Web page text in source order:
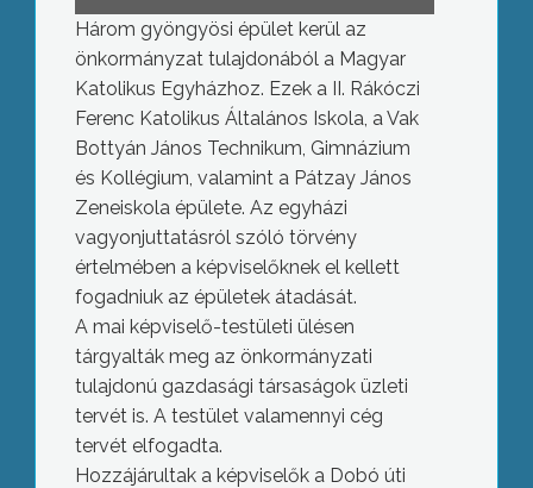
Három gyöngyösi épület kerül az
önkormányzat tulajdonából a Magyar
Katolikus Egyházhoz. Ezek a II. Rákóczi
Ferenc Katolikus Általános Iskola, a Vak
Bottyán János Technikum, Gimnázium
és Kollégium, valamint a Pátzay János
Zeneiskola épülete. Az egyházi
vagyonjuttatásról szóló törvény
értelmében a képviselőknek el kellett
fogadniuk az épületek átadását.
A mai képviselő-testületi ülésen
tárgyalták meg az önkormányzati
tulajdonú gazdasági társaságok üzleti
tervét is. A testület valamennyi cég
tervét elfogadta.
Hozzájárultak a képviselők a Dobó úti